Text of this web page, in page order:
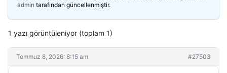
admin tarafından güncellenmiştir.
1 yazı görüntüleniyor (toplam 1)
Temmuz 8, 2026: 8:15 am #27503